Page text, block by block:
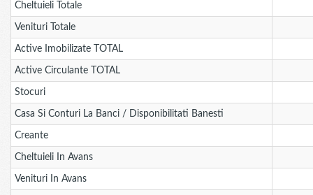
Cheltuieli Totale
Venituri Totale
Active Imobilizate TOTAL
Active Circulante TOTAL
Stocuri
Casa Si Conturi La Banci / Disponibilitati Banesti
Creante
Cheltuieli In Avans
Venituri In Avans